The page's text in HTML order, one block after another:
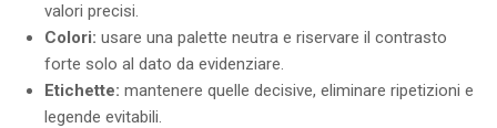
valori precisi.
Colori: usare una palette neutra e riservare il contrasto
forte solo al dato da evidenziare.
Etichette: mantenere quelle decisive, eliminare ripetizioni e
legende evitabili.